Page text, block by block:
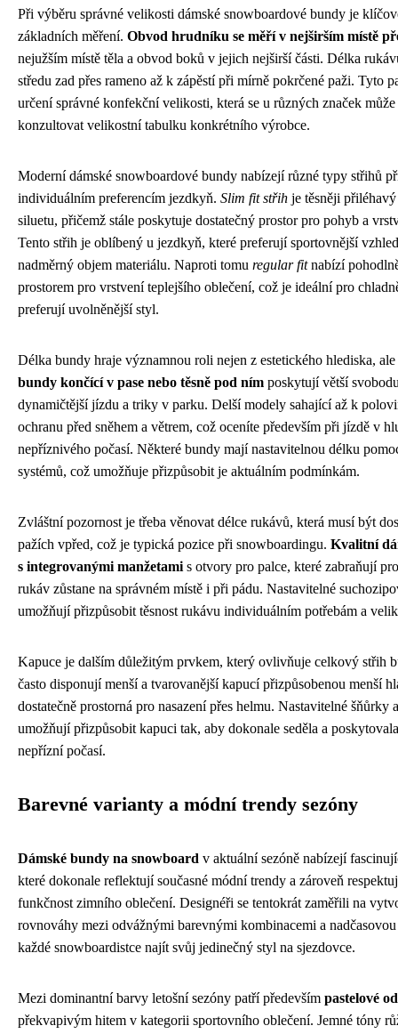
Při výběru správné velikosti dámské snowboardové bundy je
základních měření. Obvod hrudníku se měří v nejširším místě
nejužším místě těla a obvod boků v jejich nejširší části. Délka
středu zad přes rameno až k zápěstí při mírně pokrčené paži. Tyto
určení správné konfekční velikosti, která se u různých značek
konzultovat velikostní tabulku konkrétního výrobce.
Moderní dámské snowboardové bundy nabízejí různé typy střihů
individuálním preferencím jezdkyň. Slim fit střih je těsněji
siluetu, přičemž stále poskytuje dostatečný prostor pro pohyb a
Tento střih je oblíbený u jezdkyň, které preferují sportovnější
nadměrný objem materiálu. Naproti tomu regular fitnabízí
prostorem pro vrstvení teplejšího oblečení, což je ideální pro
preferují uvolněnější styl.
Délka bundy hraje významnou roli nejen z estetického hlediska,
bundy končící v pase nebo těsně pod ním poskytují větší
dynamičtější jízdu a triky v parku. Delší modely sahající až k
ochranu před sněhem a větrem, což oceníte především při jízdě v
nepříznivého počasí. Některé bundy mají nastavitelnou délku
systémů, což umožňuje přizpůsobit je aktuálním podmínkám.
Zvláštní pozornost je třeba věnovat délce rukávů, která musí být
pažích vpřed, což je typická pozice při snowboardingu. Kvalitní
s integrovanými manžetami s otvory pro palce, které zabraňují
rukáv zůstane na správném místě i při pádu. Nastavitelné
umožňují přizpůsobit těsnost rukávu individuálním potřebám a
Kapuce je dalším důležitým prvkem, který ovlivňuje celkový střih
často disponují menší a tvarovanější kapucí přizpůsobenou menší
dostatečně prostorná pro nasazení přes helmu. Nastavitelné šňůrky
umožňují přizpůsobit kapuci tak, aby dokonale seděla a
nepřízní počasí.
Barevné varianty a módní trendy sezóny
Dámské bundy na snowboard v aktuální sezóně nabízejí
které dokonale reflektují současné módní trendy a zároveň
funkčnost zimního oblečení. Designéři se tentokrát zaměřili na
rovnováhy mezi odvážnými barevnými kombinacemi a
každé snowboardistce najít svůj jedinečný styl na sjezdovce.
Mezi dominantní barvy letošní sezóny patří především pastelové
překvapivým hitem v kategorii sportovního oblečení. Jemné tóny